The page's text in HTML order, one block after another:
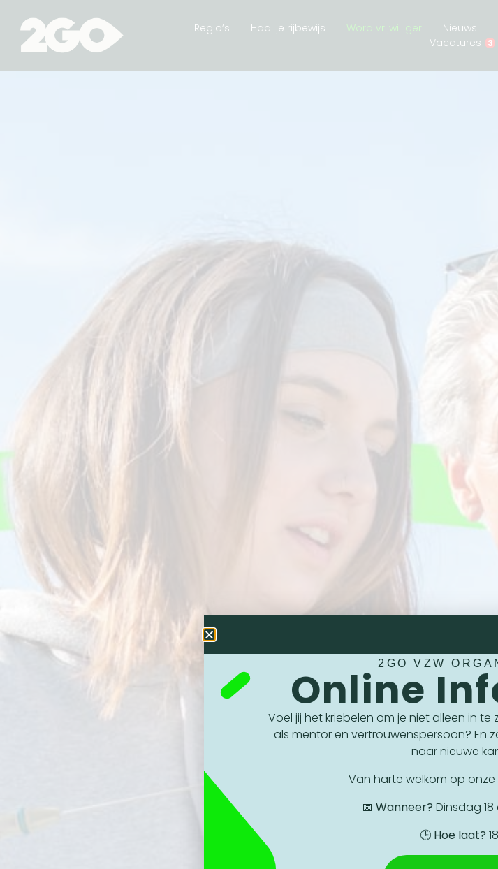
Regio’s Haal je rijbewijs Word vrijwilliger Nieuws
Vacatures
3
2GO VZW
Online
Voel jij het kriebelen om je niet alleen in
als mentor en vertrouwenspersoon? En
naar nieuwe
Van harte welkom op onze
📅 Wanneer? Dinsdag
🕒 Hoe laat?